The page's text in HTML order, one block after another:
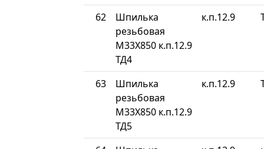
62
Шпилька
резьбовая
М33Х850 к.п.12.9
ТД4
к.п.12.9
63
Шпилька
резьбовая
М33Х850 к.п.12.9
ТД5
к.п.12.9